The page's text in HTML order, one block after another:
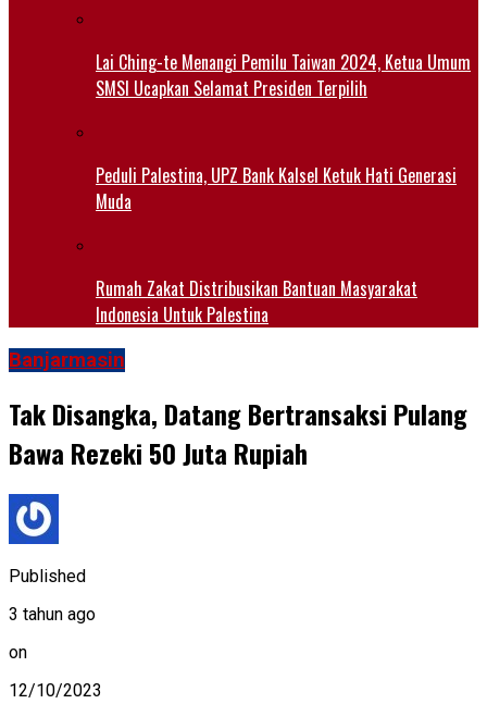
Lai Ching-te Menangi Pemilu Taiwan 2024, Ketua Umum
SMSI Ucapkan Selamat Presiden Terpilih
Peduli Palestina, UPZ Bank Kalsel Ketuk Hati Generasi
Muda
Rumah Zakat Distribusikan Bantuan Masyarakat
Indonesia Untuk Palestina
Banjarmasin
Tak Disangka, Datang Bertransaksi Pulang
Bawa Rezeki 50 Juta Rupiah
Published
3 tahun ago
on
12/10/2023